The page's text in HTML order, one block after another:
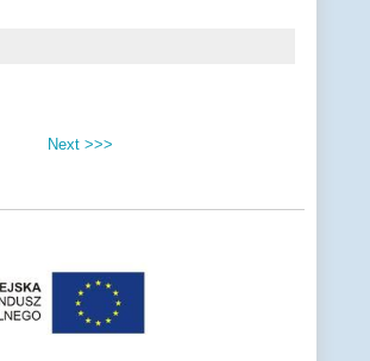
Next >>>